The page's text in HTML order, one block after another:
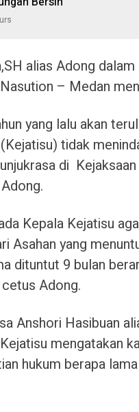
alias Adong
– Medan
yang lalu akan
tidak
di
Kepala Kejatisu
Asahan yang
dituntut 9 bulan
Adong.
Anshori Hasibuan
mengatakan
hukum berapa